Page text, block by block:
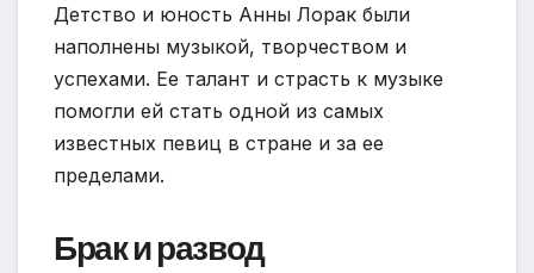
Детство и юность Анны Лорак были
наполнены музыкой, творчеством и
успехами. Ее талант и страсть к музыке
помогли ей стать одной из самых
известных певиц в стране и за ее
пределами.
Брак и развод